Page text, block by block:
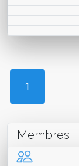
1
Membres